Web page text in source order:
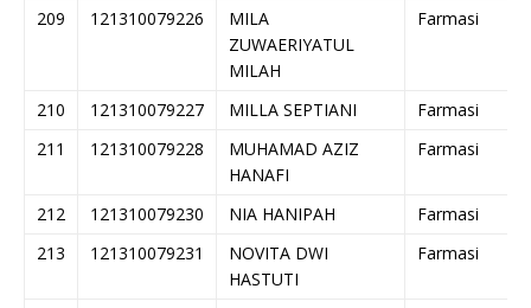
209
121310079226
MILA
ZUWAERIYATUL
MILAH
Farmasi
210 121310079227 MILLA SEPTIANI
Farmasi
211
121310079228
MUHAMAD AZIZ
HANAFI
Farmasi
212 121310079230 NIA HANIPAH
Farmasi
213
121310079231
NOVITA DWI
HASTUTI
Farmasi